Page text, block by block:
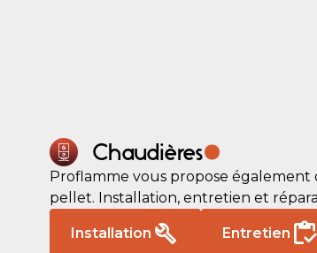
Chaudières.
Proflamme vous propose également
pellet. Installation, entretien et
Installation Entretien